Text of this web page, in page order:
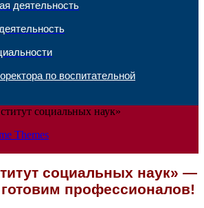
деятельность
по воспитательной
социальных наук»
Themes
социальных наук» —
готовим профессионалов!